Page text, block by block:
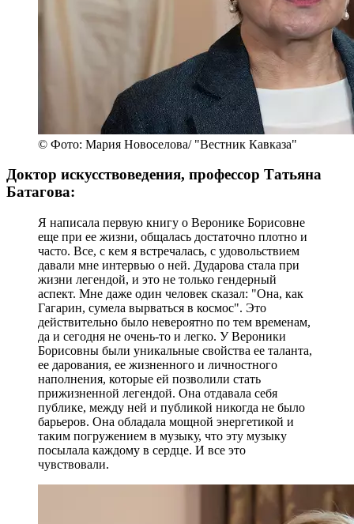
© Фото: Мария Новоселова/ "Вестник Кавказа"
Доктор искусствоведения, профессор Татьяна
Батагова:
Я написала первую книгу о Веронике Борисовне
еще при ее жизни, общалась достаточно плотно и
часто. Все, с кем я встречалась, с удовольствием
давали мне интервью о ней. Дударова стала при
жизни легендой, и это не только гендерный
аспект. Мне даже один человек сказал: "Она, как
Гагарин, сумела вырваться в космос". Это
действительно было невероятно по тем временам,
да и сегодня не очень-то и легко. У Вероники
Борисовны были уникальные свойства ее таланта,
ее дарования, ее жизненного и личностного
наполнения, которые ей позволили стать
прижизненной легендой. Она отдавала себя
публике, между ней и публикой никогда не было
барьеров. Она обладала мощной энергетикой и
таким погружением в музыку, что эту музыку
посылала каждому в сердце. И все это
чувствовали.